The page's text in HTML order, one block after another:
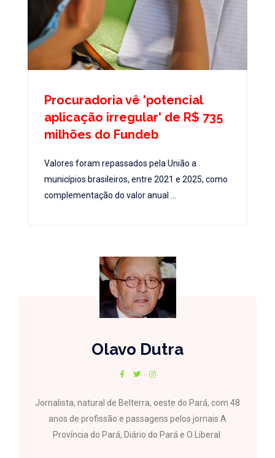
Procuradoria vê 'potencial
aplicação irregular' de R$ 735
milhões do Fundeb
Valores foram repassados pela União a
municípios brasileiros, entre 2021 e 2025, como
complementação do valor anual ...
Olavo Dutra
Jornalista, natural de Belterra, oeste do Pará, com 48
anos de profissão e passagens pelos jornais A
Província do Pará, Diário do Pará e O Liberal.